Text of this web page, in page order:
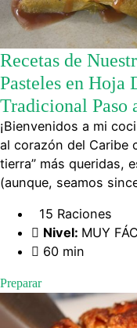
Recetas de
Pasteles en Hoja
Tradicional Paso
¡Bienvenidos a mi
al corazón del Caribe
tierra” más queridas,
(aunque, seamos
15 Raciones
Nivel: MUY
60 min
Preparar